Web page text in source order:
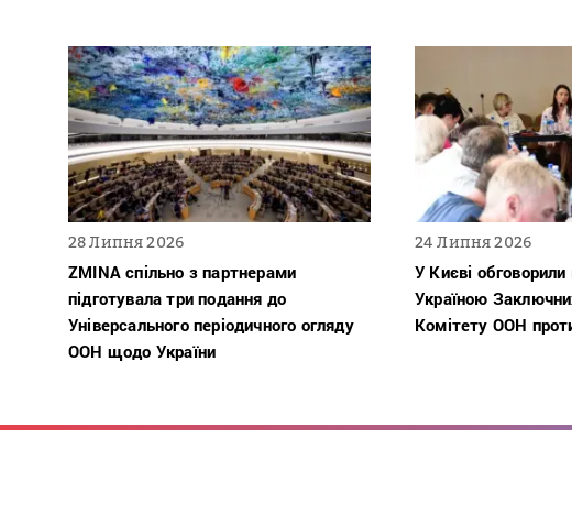
28 Липня 2026
ZMINA спільно з партнерами
підготувала три подання до
Універсального періодичного огляду
ООН щодо України
24 Липня 2026
У Києві обговорили
Україною
Комітету ООН